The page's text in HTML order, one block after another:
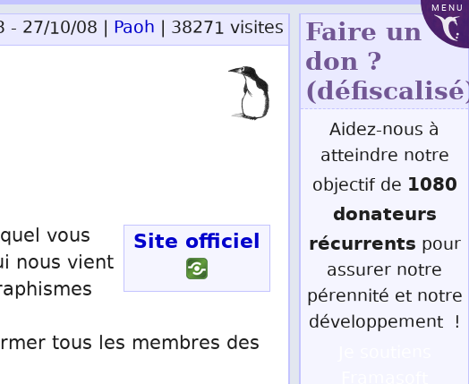
MENU
- 27/10/08 | Paoh | 38271 visites
Site officiel
vous
nous vient
tous les membres des
Faire un
don ?
Aidez-nous à
atteindre notre
objectif de 1080
donateurs
récurrents pour
assurer notre
pérennité et notre
développement !